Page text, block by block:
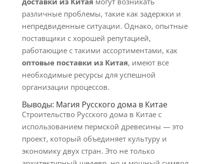
различные проблемы, такие как задержки и
непредвиденные ситуации. Однако, опытные
поставщики с хорошей репутацией,
работающие с такими ассортиментами, как
оптовые поставки из Китая, имеют все
необходимые ресурсы для успешной
организации процессов.
Выводы: Магия Русского дома в Китае
Строительство Русского дома в Китае с
использованием пермской древесины — это
проект, который объединяет культуру и
экономику двух стран. Это не только